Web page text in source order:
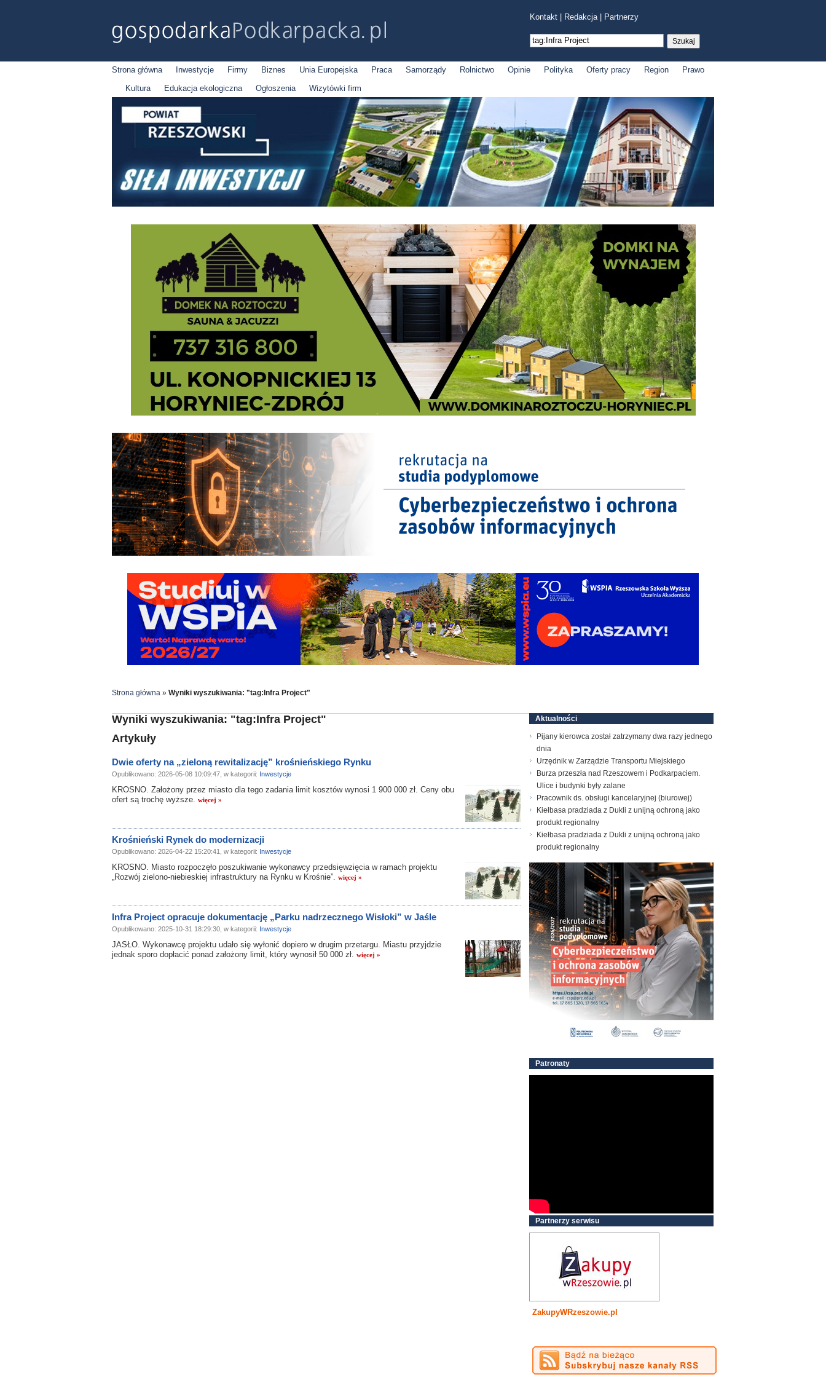
Kontakt Redakcja| Partnerzy
Strona główna Inwestycje Firmy Biznes Unia Europejska Praca Samorządy Rolnictwo Opinie Polityka Oferty pracy Region
Prawo
Kultura
Edukacja ekologiczna Ogłoszenia Wizytówki firm
Strona główna » Wyniki wyszukiwania: "tag:Infra Project"
Wyniki wyszukiwania: "tag:Infra Project"
Artykuły
Dwie oferty na „zieloną rewitalizację” krośnieńskiego Rynku
Opublikowano: 2026-05-08 10:09:47, w kategorii: Inwestycje
KROSNO. Założony przez miasto dla tego zadania limit kosztów wynosi 1 900 000 zł. Ceny obu
ofert są trochę wyższe. więcej »
Krośnieński Rynek do modernizacji
Opublikowano: 2026-04-22 15:20:41, w kategorii: Inwestycje
KROSNO. Miasto rozpoczęło poszukiwanie wykonawcy przedsięwzięcia w ramach projektu
„Rozwój zielono-niebieskiej infrastruktury na Rynku w Krośnie”. więcej »
Infra Project opracuje dokumentację „Parku nadrzecznego Wisłoki” w Jaśle
Opublikowano: 2025-10-31 18:29:30, w kategorii: Inwestycje
JASŁO. Wykonawcę projektu udało się wyłonić dopiero w drugim przetargu. Miastu przyjdzie
jednak sporo dopłacić ponad założony limit, który wynosił 50 000 zł. więcej »
Aktualności
Pijany kierowca został zatrzymany dwa razy jednego
dnia
Urzędnik w Zarządzie Transportu Miejskiego
Burza przeszła nad Rzeszowem i Podkarpaciem.
Ulice i budynki były zalane
Pracownik ds. obsługi kancelaryjnej (biurowej)
Kiełbasa pradziada z Dukli z unijną ochroną jako
produkt regionalny
Kiełbasa pradziada z Dukli z unijną ochroną jako
produkt regionalny
Patronaty
Partnerzy serwisu
ZakupyWRzeszowie.pl